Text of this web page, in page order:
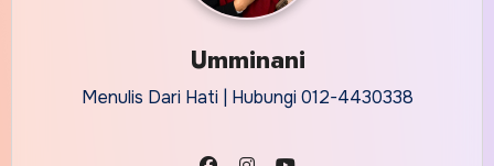
Umminani
Menulis Dari Hati | Hubungi 012-4430338